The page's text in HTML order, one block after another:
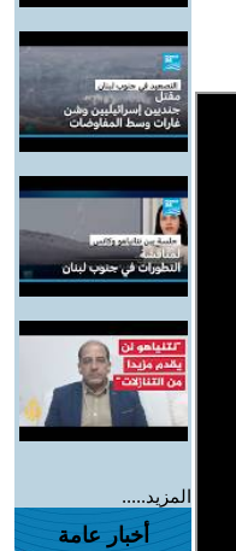
المزيد.....
أخبار عامة